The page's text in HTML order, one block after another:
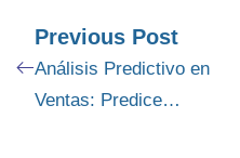
Previous Post
Análisis Predictivo en
Ventas: Predice